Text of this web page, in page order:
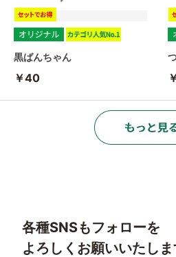
黒ばんちゃん
￥40
各種SNSもフォローを
よろしくお願いいたしま